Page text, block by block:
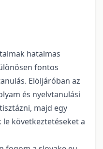
hatalmas
fontos
Elöljáróban az
és nyelvtanulási
majd egy
következtetéseket a